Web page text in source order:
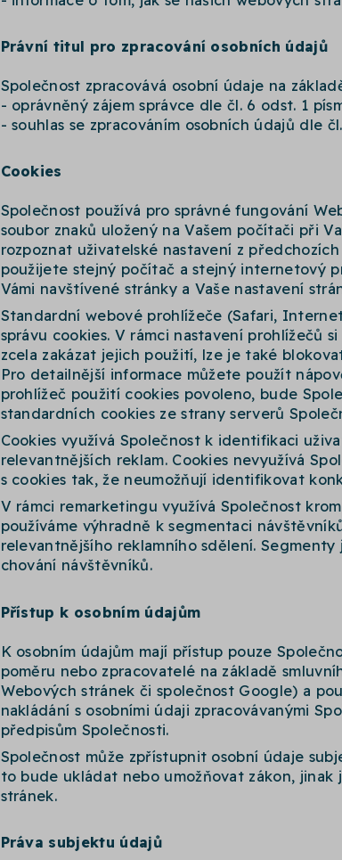
Právní titul pro zpracování osobních údajů
Společnost zpracovává osobní údaje na
- oprávněný zájem správce dle čl. 6 odst. 1
- souhlas se zpracováním osobních údajů dle
Cookies
Společnost používá pro správné fungování
soubor znaků uložený na Vašem počítači při
rozpoznat uživatelské nastavení z
použijete stejný počítač a stejný internetový
Vámi navštívené stránky a Vaše nastavení
Standardní webové prohlížeče (Safari,
správu cookies. V rámci nastavení prohlížečů
zcela zakázat jejich použití, lze je také
Pro detailnější informace můžete použít
prohlížeč použití cookies povoleno, bude
standardních cookies ze strany serverů
Cookies využívá Společnost k identifikaci
relevantnějších reklam. Cookies nevyužívá
s cookies tak, že neumožňují identifikovat
V rámci remarketingu využívá Společnost
používáme výhradně k segmentaci
relevantnějšího reklamního sdělení.
chování návštěvníků.
Přístup k osobním údajům
K osobním údajům mají přístup pouze
poměru nebo zpracovatelé na základě
Webových stránek či společnost Google) a
nakládání s osobními údaji zpracovávanými
předpisům Společnosti.
Společnost může zpřístupnit osobní údaje
to bude ukládat nebo umožňovat zákon, jinak
stránek.
Práva subjektu údajů